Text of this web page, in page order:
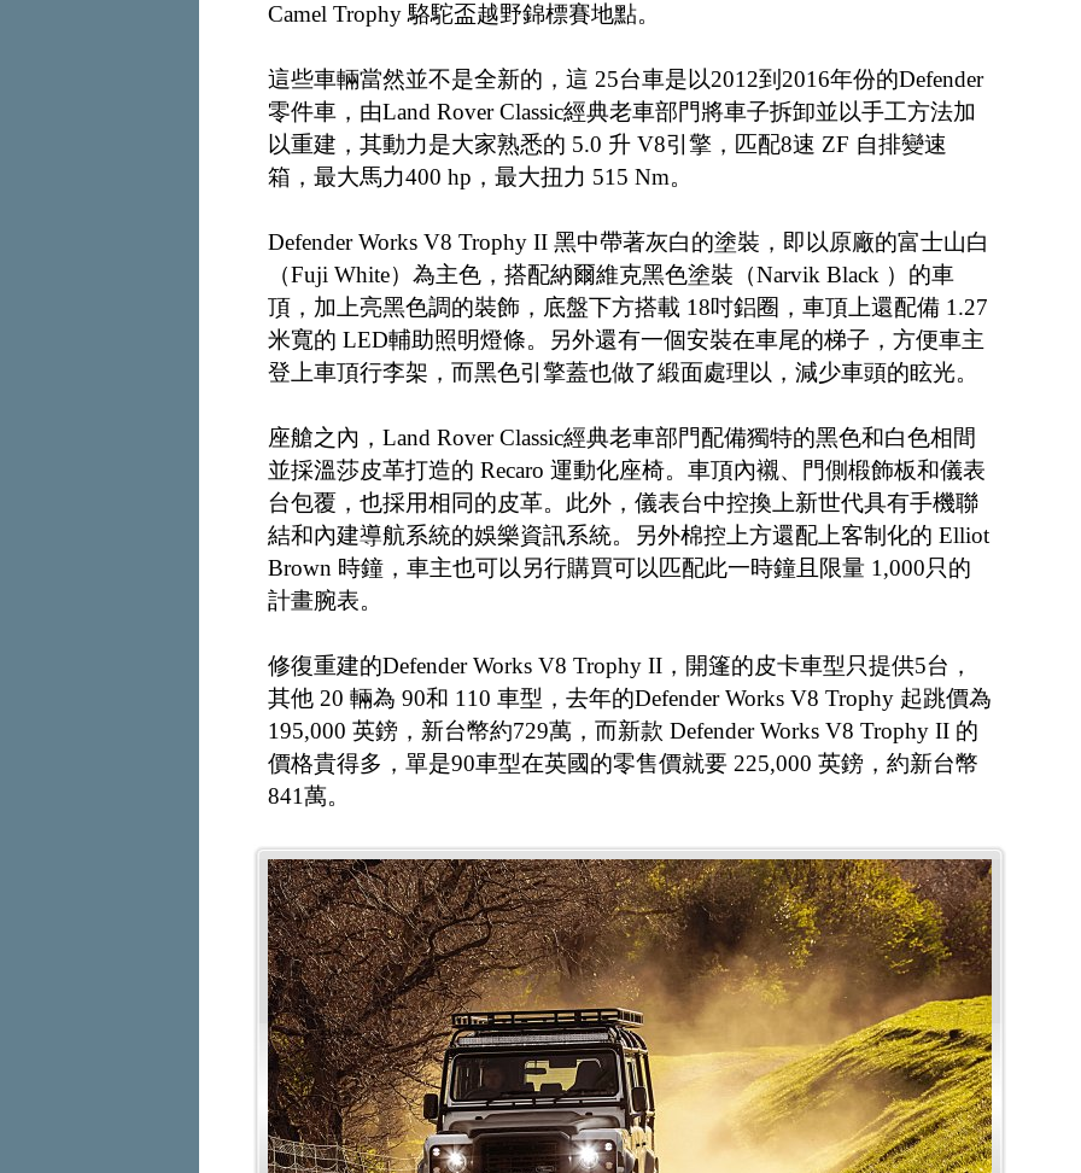
Camel Trophy 駱駝盃越野錦標賽地點。
這些車輛當然並不是全新的，這 25台車是以2012到2016年份的Defender
零件車，由Land Rover Classic經典老車部門將車子拆卸並以手工方法加
以重建，其動力是大家熟悉的 5.0 升 V8引擎，匹配8速 ZF 自排變速
箱，最大馬力400 hp，最大扭力 515 Nm。
Defender Works V8 Trophy II 黑中帶著灰白的塗裝，即以原廠的富士山白
（Fuji White）為主色，搭配納爾維克黑色塗裝（Narvik Black ）的車
頂，加上亮黑色調的裝飾，底盤下方搭載 18吋鋁圈，車頂上還配備 1.27
米寬的 LED輔助照明燈條。另外還有一個安裝在車尾的梯子，方便車主
登上車頂行李架，而黑色引擎蓋也做了緞面處理以，減少車頭的眩光。
座艙之內，Land Rover Classic經典老車部門配備獨特的黑色和白色相間
並採溫莎皮革打造的 Recaro 運動化座椅。車頂內襯、門側椴飾板和儀表
台包覆，也採用相同的皮革。此外，儀表台中控換上新世代具有手機聯
結和內建導航系統的娛樂資訊系統。另外棉控上方還配上客制化的 Elliot
Brown 時鐘，車主也可以另行購買可以匹配此一時鐘且限量 1,000只的
計畫腕表。
修復重建的Defender Works V8 Trophy II，開篷的皮卡車型只提供5台，
其他 20 輛為 90和 110 車型，去年的Defender Works V8 Trophy 起跳價為
195,000 英鎊，新台幣約729萬，而新款 Defender Works V8 Trophy II 的
價格貴得多，單是90車型在英國的零售價就要 225,000 英鎊，約新台幣
841萬。